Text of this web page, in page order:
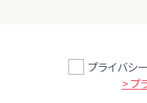
プライバシ
> プ